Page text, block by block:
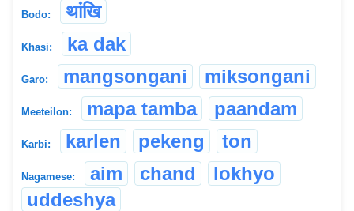
Bodo: थांखि
Khasi: ka dak
Garo: mangsongani miksongani
Meeteilon: mapa tamba paandam
Karbi: karlen pekeng ton
Nagamese: aim chand
lokhyo
uddeshya